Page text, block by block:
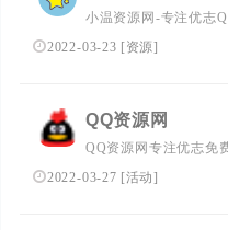
小温资源网-专注优志
助-技术教程分享！
2022-03-23 [资源]
QQ资源网
QQ资源网专注优志免
打造全国最优志分享平
2022-03-27 [活动]